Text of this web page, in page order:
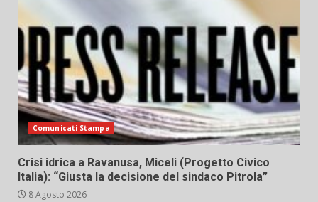
Comunicati Stampa
Crisi idrica a Ravanusa, Miceli (Progetto Civico
Italia): “Giusta la decisione del sindaco Pitrola”
8 Agosto 2026